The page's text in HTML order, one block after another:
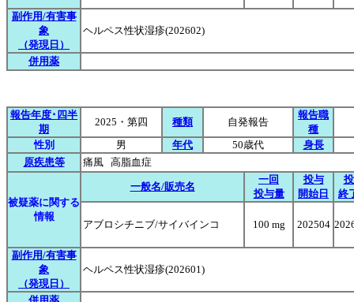
副作用/有害事
象
（発現日）
ヘルペス性状湿疹(202602)
併用薬
報告年度･四半
期
2025・第四 種類 自発報告
報告職
種
性別
男 年代 50歳代
身長
原疾患等
痛風 高脂血症
被疑薬に関する
情報
一般名/販売名
一回
投与量
投与
開始日
終
アブロシチニブ/サイバインコ 100 mg 202504
副作用/有害事
象
（発現日）
ヘルペス性状湿疹(202601)